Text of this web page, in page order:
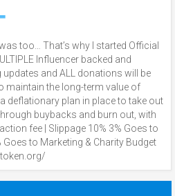
too… That’s why I started Official
Influencer backed and
and ALL donations will be
maintain the long-term value of
deflationary plan in place to take out
buybacks and burn out, with
fee | Slippage 10% 3% Goes to
Goes to Marketing & Charity Budget